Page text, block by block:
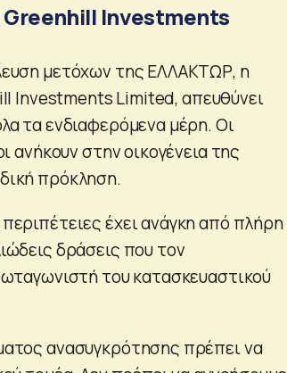
Greenhill Investments
μετόχων της ΕΛΛΑΚΤΩΡ, η
Investments Limited, απευθύνει
τα ενδιαφερόμενα μέρη. Οι
ανήκουν στην οικογένεια της
πρόκληση.
έχει ανάγκη από πλήρη
δράσεις που τον
του κατασκευαστικού
ανασυγκρότησης πρέπει να